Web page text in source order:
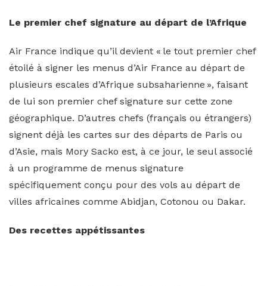
Le premier chef signature au départ de l’Afrique
Air France indique qu’il devient « le tout premier chef
étoilé à signer les menus d’Air France au départ de
plusieurs escales d’Afrique subsaharienne », faisant
de lui son premier chef signature sur cette zone
géographique. D’autres chefs (français ou étrangers)
signent déjà les cartes sur des départs de Paris ou
d’Asie, mais Mory Sacko est, à ce jour, le seul associé
à un programme de menus signature
spécifiquement conçu pour des vols au départ de
villes africaines comme Abidjan, Cotonou ou Dakar.
Des recettes appétissantes